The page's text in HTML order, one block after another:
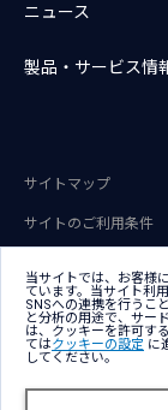
ニュース
製品・サービス情
サイトマップ
サイトのご利用条件
クッキー（Cookie）
ス
当サイトでは、お客様
ています。当サイト利
SNSへの連携を行うこ
と分析の用途で、サー
は、クッキーを許可す
てはクッキーの設定 に
してください。